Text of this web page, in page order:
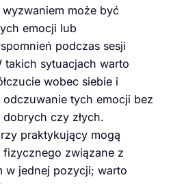
może być
emocji lub
podczas sesji
takich sytuacjach warto
wobec siebie i
tych emocji bez
czy złych.
praktykujący mogą
związane z
w jednej pozycji; warto